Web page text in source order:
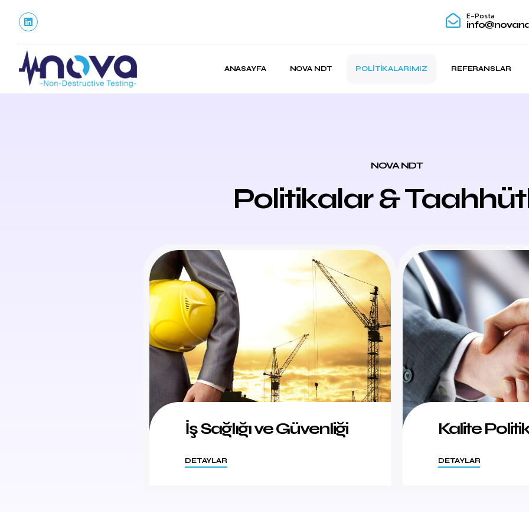
E-Posta
ANASAYFA NOVA NDT POLITIKALARIMIZ REFERANSLAR
NOVA NDT
Politikalar &
İş Sağlığı ve Güvenliği
DETAYLAR
Kalite
DETAYLAR